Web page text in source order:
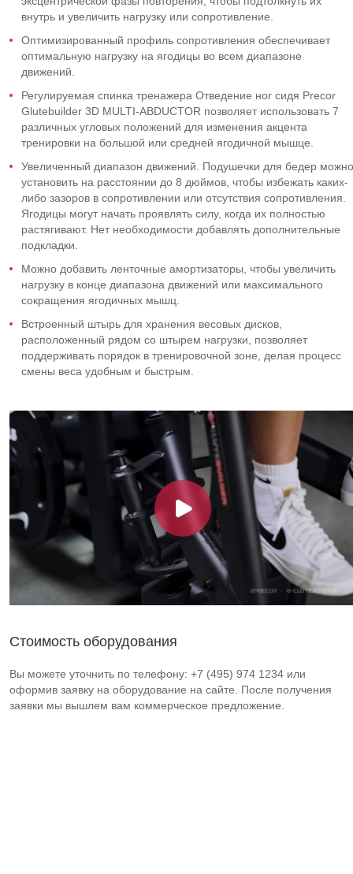
внутрь и увеличить нагрузку или сопротивление.
Оптимизированный профиль сопротивления обеспечивает
оптимальную нагрузку на ягодицы во всем диапазоне
движений.
Регулируемая спинка тренажера Отведение ног сидя Precor
Glutebuilder 3D MULTI-ABDUCTOR позволяет использовать 7
различных угловых положений для изменения акцента
тренировки на большой или средней ягодичной мышце.
Увеличенный диапазон движений. Подушечки для бедер можно
установить на расстоянии до 8 дюймов, чтобы избежать каких-
либо зазоров в сопротивлении или отсутствия сопротивления.
Ягодицы могут начать проявлять силу, когда их полностью
растягивают. Нет необходимости добавлять дополнительные
подкладки.
Можно добавить ленточные амортизаторы, чтобы увеличить
нагрузку в конце диапазона движений или максимального
сокращения ягодичных мышц.
Встроенный штырь для хранения весовых дисков,
расположенный рядом со штырем нагрузки, позволяет
поддерживать порядок в тренировочной зоне, делая процесс
смены веса удобным и быстрым.
Стоимость оборудования
Вы можете уточнить по телефону: +7 (495) 974 1234 или
оформив заявку на оборудование на сайте. После получения
заявки мы вышлем вам коммерческое предложение.